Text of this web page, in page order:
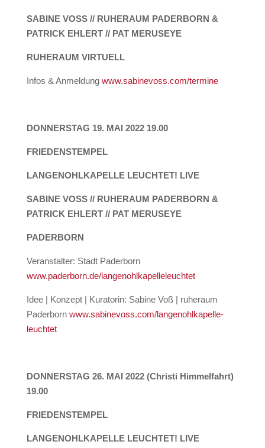
SABINE VOSS // RUHERAUM PADERBORN &
PATRICK EHLERT // PAT MERUSEYE
RUHERAUM VIRTUELL
Infos & Anmeldung www.sabinevoss.com/termine
DONNERSTAG 19. MAI 2022 19.00
FRIEDENSTEMPEL
LANGENOHLKAPELLE LEUCHTET! LIVE
SABINE VOSS // RUHERAUM PADERBORN &
PATRICK EHLERT // PAT MERUSEYE
PADERBORN
Veranstalter: Stadt Paderborn
www.paderborn.de/langenohlkapelleleuchtet
Idee | Konzept | Kuratorin: Sabine Voß | ruheraum
Paderborn www.sabinevoss.com/langenohlkapelle-
leuchtet
DONNERSTAG 26. MAI 2022 (Christi Himmelfahrt)
19.00
FRIEDENSTEMPEL
LANGENOHLKAPELLE LEUCHTET! LIVE